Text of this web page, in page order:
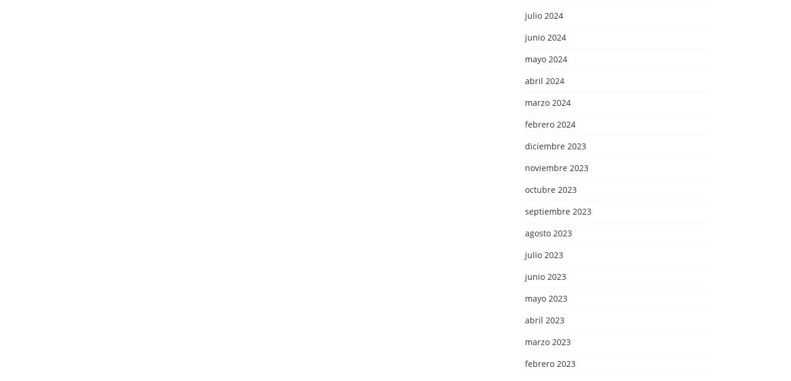
julio 2024
junio 2024
mayo 2024
abril 2024
marzo 2024
febrero 2024
diciembre 2023
noviembre 2023
octubre 2023
septiembre 2023
agosto 2023
julio 2023
junio 2023
mayo 2023
abril 2023
marzo 2023
febrero 2023